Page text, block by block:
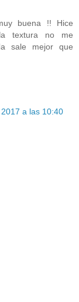
buena !! Hice
textura no me
sale mejor que
a las 10:40